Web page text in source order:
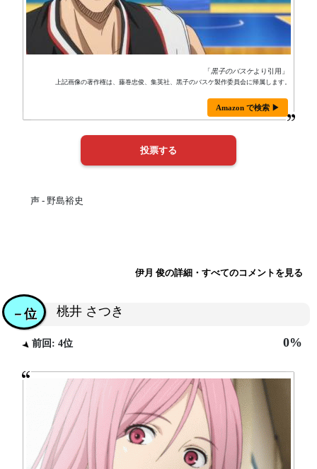
「黒子のバスケより引用」
上記画像の著作権は、藤巻忠俊、集英社、黒子のバスケ製作委員会に帰属します。
Amazon で検索 ▶
声 - 野島裕史
伊月 俊の詳細・すべてのコメントを見る
桃井 さつき
－位
前回: 4位 0%